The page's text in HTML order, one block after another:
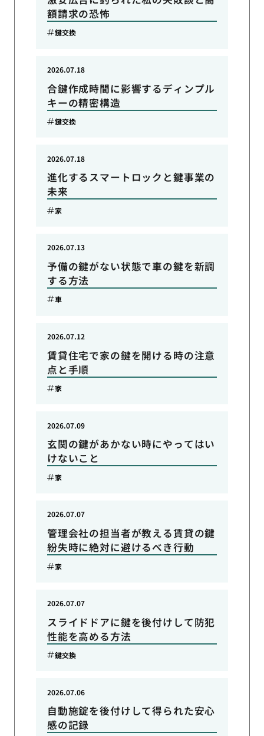
額請求の恐怖
鍵交換
合鍵作成時間に影響するディンプル
キーの精密構造
2026.07.18
鍵交換
進化するスマートロックと鍵事業の
未来
2026.07.18
家
予備の鍵がない状態で車の鍵を新調
する方法
2026.07.13
車
賃貸住宅で家の鍵を開ける時の注意
点と手順
2026.07.12
家
玄関の鍵があかない時にやってはい
けないこと
2026.07.09
家
管理会社の担当者が教える賃貸の鍵
紛失時に絶対に避けるべき行動
2026.07.07
家
スライドドアに鍵を後付けして防犯
性能を高める方法
2026.07.07
鍵交換
自動施錠を後付けして得られた安心
感の記録
2026.07.06